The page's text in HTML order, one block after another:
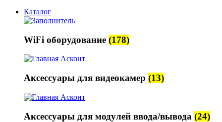
Каталог
WiFi оборудование (178)
Аксессуары для видеокамер (13)
Аксессуары для модулей ввода/вывода (24)